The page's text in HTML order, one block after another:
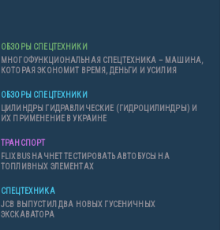
ОБЗОРЫ СПЕЦТЕХНИКИ
МНОГОФУНКЦИОНАЛЬНАЯ СПЕЦТЕХНИКА – МАШИНА,
КОТОРАЯ ЭКОНОМИТ ВРЕМЯ, ДЕНЬГИ И УСИЛИЯ
ОБЗОРЫ СПЕЦТЕХНИКИ
ЦИЛИНДРЫ ГИДРАВЛИЧЕСКИЕ (ГИДРОЦИЛИНДРЫ) И
ИХ ПРИМЕНЕНИЕ В УКРАИНЕ
ТРАНСПОРТ
FLIXBUS НАЧНЕТ ТЕСТИРОВАТЬ АВТОБУСЫ НА
ТОПЛИВНЫХ ЭЛЕМЕНТАХ
СПЕЦТЕХНИКА
JCB ВЫПУСТИЛ ДВА НОВЫХ ГУСЕНИЧНЫХ
ЭКСКАВАТОРА